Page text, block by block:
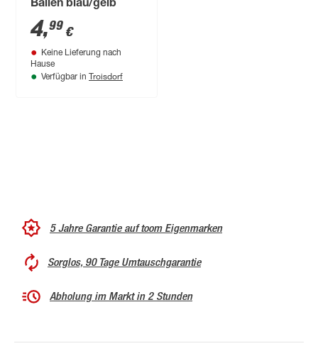
Bällen blau/gelb
4,99 €
Keine Lieferung nach
Hause
Verfügbar in Troisdorf
5 Jahre Garantie auf toom Eigenmarken
Sorglos, 90 Tage Umtauschgarantie
Abholung im Markt in 2 Stunden